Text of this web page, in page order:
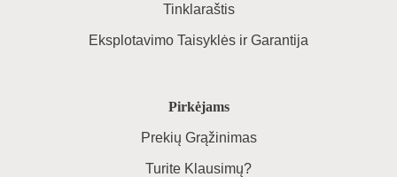
Tinklaraštis
Eksplotavimo Taisyklės ir Garantija
Pirkėjams
Prekių Grąžinimas
Turite Klausimų?